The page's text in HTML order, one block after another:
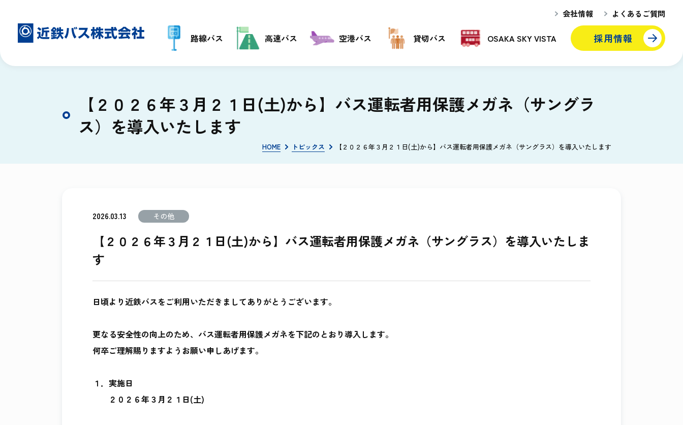
路線バス 高速バス 空港バス 貸切バス OSAKA SKY VISTA 採用情報
会社情報 よくあるご質問
【２０２６年３月２１日(土)から】バス運転者用保護メガネ（サングラ
ス）を導入いたします
HOME トピックス 【２０２６年３月２１日(土)から】バス運転者用保護メガネ（サングラス）を導入いたします
2026.03.13 その他
【２０２６年３月２１日(土)から】バス運転者用保護メガネ（サングラス）を導入いたしま
す
日頃より近鉄バスをご利用いただきましてありがとうございます。
更なる安全性の向上のため、バス運転者用保護メガネを下記のとおり導入します。
何卒ご理解賜りますようお願い申しあげます。
１．実施日
２０２６年３月２１日(土)